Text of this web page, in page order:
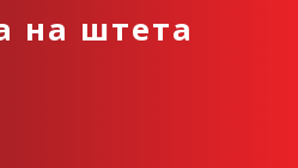
на штета